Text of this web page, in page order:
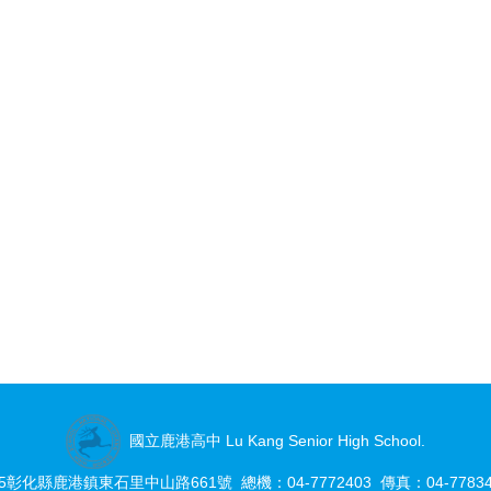
國立鹿港高中 Lu Kang Senior High School.
彰化縣鹿港鎮東石里中山路661號 總機：04-7772403 傳真：04-